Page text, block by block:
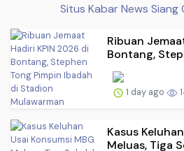
Situs Kabar News Siang
Ribuan
Bontang,
1 day ago
Kasus
Meluas, Tiga